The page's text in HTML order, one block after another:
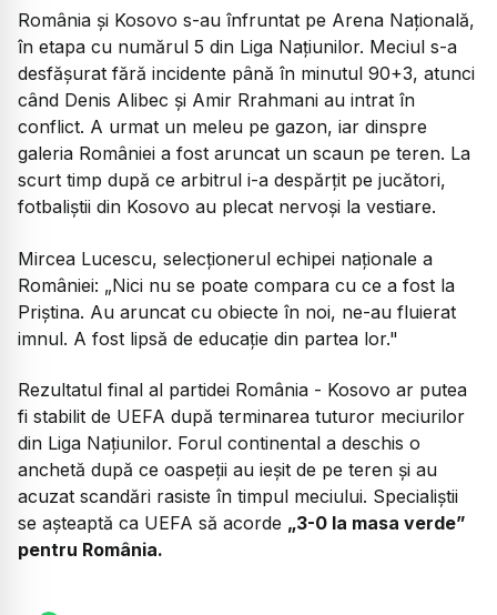
România și Kosovo s-au înfruntat pe Arena Națională,
în etapa cu numărul 5 din Liga Națiunilor. Meciul s-a
desfășurat fără incidente până în minutul 90+3, atunci
când Denis Alibec și Amir Rrahmani au intrat în
conflict. A urmat un meleu pe gazon, iar dinspre
galeria României a fost aruncat un scaun pe teren. La
scurt timp după ce arbitrul i-a despărțit pe jucători,
fotbaliștii din Kosovo au plecat nervoși la vestiare.
Mircea Lucescu, selecționerul echipei naționale a
României: „Nici nu se poate compara cu ce a fost la
Priștina. Au aruncat cu obiecte în noi, ne-au fluierat
imnul. A fost lipsă de educație din partea lor."
Rezultatul final al partidei România - Kosovo ar putea
fi stabilit de UEFA după terminarea tuturor meciurilor
din Liga Națiunilor. Forul continental a deschis o
anchetă după ce oaspeții au ieșit de pe teren și au
acuzat scandări rasiste în timpul meciului. Specialiștii
se așteaptă ca UEFA să acorde „3-0 la masa verde”
pentru România.